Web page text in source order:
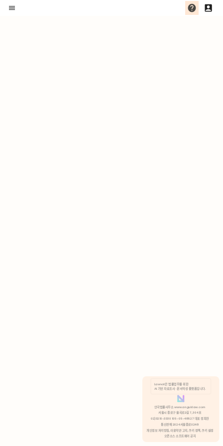
분석 쿠키 허용
Lawvot은 법률업무를 위한
AI 기반 자료조사 · 문서작성 플랫폼입니다.
안국법률사무소 www.anguklaw.com
서울시 종로구 율곡로2길 7, 304호
02)3210-3330 105-05-48527 대표 정희찬
통신판매 2024서울종로0248
개인정보 처리방침, 이용약관 고지, 쿠키 정책, 쿠키 설정
오픈소스 소프트웨어 공지